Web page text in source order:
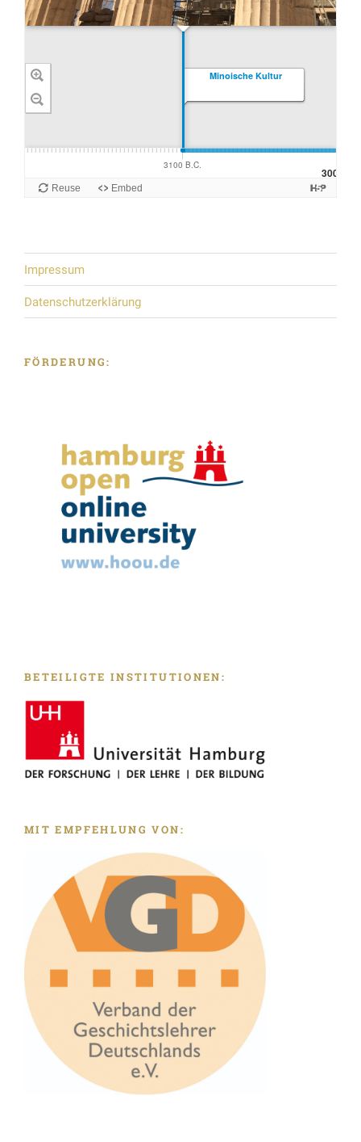
Impressum
Datenschutzerklärung
FÖRDERUNG:
BETEILIGTE INSTITUTIONEN:
MIT EMPFEHLUNG VON: